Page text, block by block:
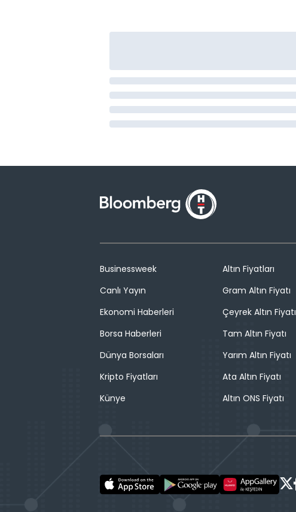
Businessweek
Canlı Yayın
Ekonomi Haberleri
Borsa Haberleri
Dünya Borsaları
Kripto Fiyatları
Künye
Altın Fiyatları
Gram Altın Fiyatı
Çeyrek Altın Fiyatı
Tam Altın Fiyatı
Yarım Altın Fiyatı
Ata Altın Fiyatı
Altın ONS Fiyatı